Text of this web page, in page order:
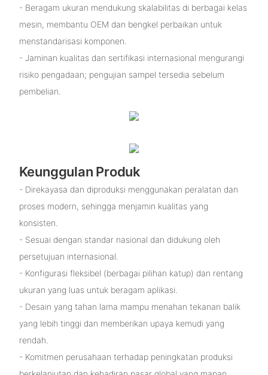
- Beragam ukuran mendukung skalabilitas di berbagai kelas
mesin, membantu OEM dan bengkel perbaikan untuk
menstandarisasi komponen.
- Jaminan kualitas dan sertifikasi internasional mengurangi
risiko pengadaan; pengujian sampel tersedia sebelum
pembelian.
Keunggulan Produk
- Direkayasa dan diproduksi menggunakan peralatan dan
proses modern, sehingga menjamin kualitas yang
konsisten.
- Sesuai dengan standar nasional dan didukung oleh
persetujuan internasional.
- Konfigurasi fleksibel (berbagai pilihan katup) dan rentang
ukuran yang luas untuk beragam aplikasi.
- Desain yang tahan lama mampu menahan tekanan balik
yang lebih tinggi dan memberikan upaya kemudi yang
rendah.
- Komitmen perusahaan terhadap peningkatan produksi